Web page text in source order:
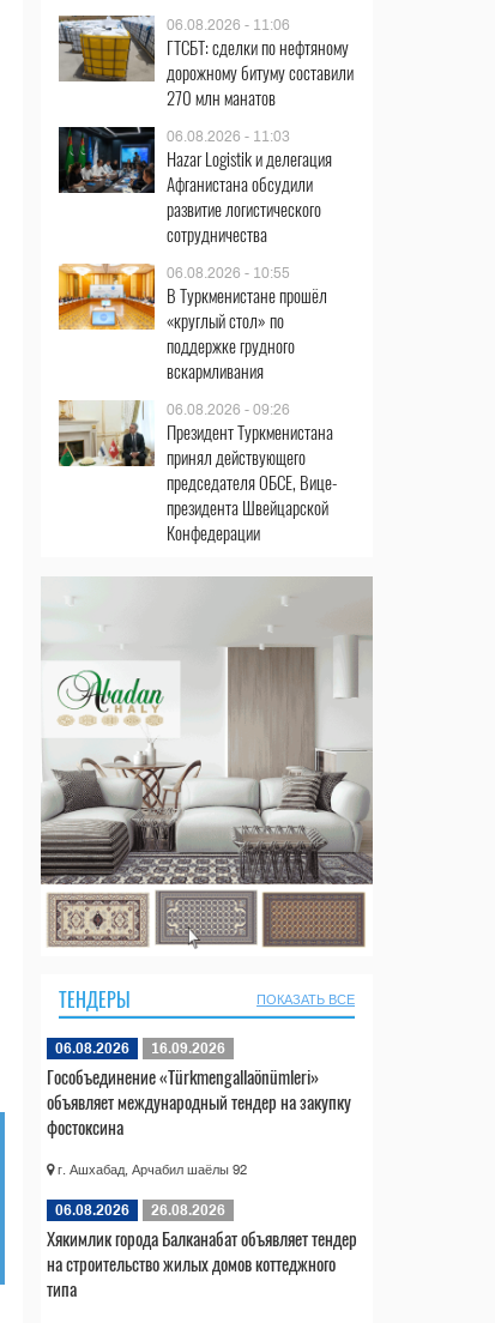
06.08.2026 - 11:06
ГТСБТ: сделки по нефтяному
дорожному битуму составили
270 млн манатов
06.08.2026 - 11:03
Hazar Logistik и делегация
Афганистана обсудили
развитие логистического
сотрудничества
06.08.2026 - 10:55
В Туркменистане прошёл
«круглый стол» по
поддержке грудного
вскармливания
06.08.2026 - 09:26
Президент Туркменистана
принял действующего
председателя ОБСЕ, Вице-
президента Швейцарской
Конфедерации
ТЕНДЕРЫ ПОКАЗАТЬ ВСЕ
06.08.2026 16.09.2026
Гособъединение «Türkmengallaönümleri»
объявляет международный тендер на закупку
фостоксина
г. Ашхабад, Арчабил шаёлы 92
06.08.2026 26.08.2026
Хякимлик города Балканабат объявляет тендер
на строительство жилых домов коттеджного
типа